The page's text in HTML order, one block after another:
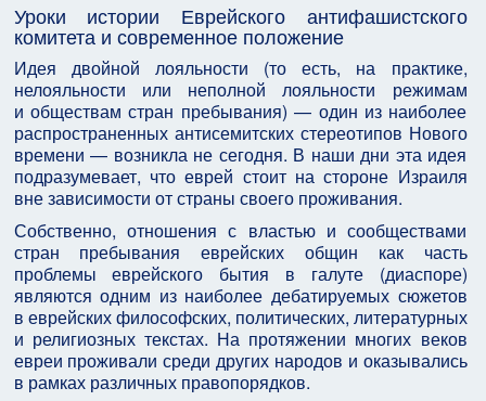
Уроки истории Еврейского антифашистского
комитета и современное положение
Идея двойной лояльности (то есть, на практике,
нелояльности или неполной лояльности режимам
и обществам стран пребывания) — один из наиболее
распространенных антисемитских стереотипов Нового
времени — возникла не сегодня. В наши дни эта идея
подразумевает, что еврей стоит на стороне Израиля
вне зависимости от страны своего проживания.
Собственно, отношения с властью и сообществами
стран пребывания еврейских общин как часть
проблемы еврейского бытия в галуте (диаспоре)
являются одним из наиболее дебатируемых сюжетов
в еврейских философских, политических, литературных
и религиозных текстах. На протяжении многих веков
евреи проживали среди других народов и оказывались
в рамках различных правопорядков.